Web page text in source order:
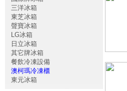
三洋冰箱
東芝冰箱
聲寶冰箱
LG冰箱
日立冰箱
其它牌冰箱
餐飲冷凍設備
澳柯瑪冷凍櫃
東元冰箱